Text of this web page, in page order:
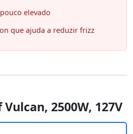
elevado
que ajuda a reduzir frizz
2500W, 127V